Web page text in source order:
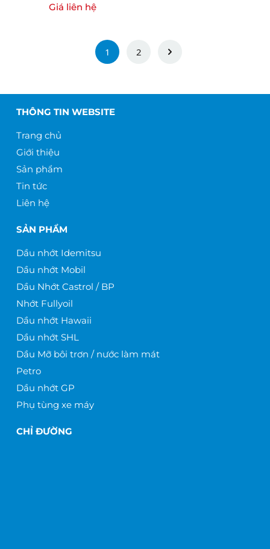
Giá liên hệ
1 2
THÔNG TIN WEBSITE
Trang chủ
Giới thiệu
Sản phẩm
Tin tức
Liên hệ
SẢN PHẨM
Dầu nhớt Idemitsu
Dầu nhớt Mobil
Dầu Nhớt Castrol / BP
Nhớt Fullyoil
Dầu nhớt Hawaii
Dầu nhớt SHL
Dầu Mỡ bôi trơn / nước làm mát
Petro
Dầu nhớt GP
Phụ tùng xe máy
CHỈ ĐƯỜNG